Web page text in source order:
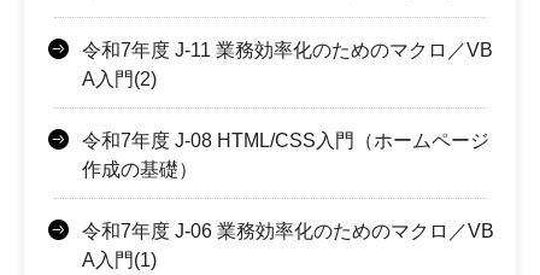
令和7年度 J-11 業務効率化のためのマクロ／VB
A入門(2)
令和7年度 J-08 HTML/CSS入門（ホームページ
作成の基礎）
令和7年度 J-06 業務効率化のためのマクロ／VB
A入門(1)